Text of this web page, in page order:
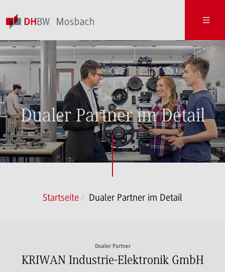
DUALIS
Dualer Partner im Detail
Startseite Dualer Partner im Detail
Dualer Partner
KRIWAN Industrie-Elektronik GmbH